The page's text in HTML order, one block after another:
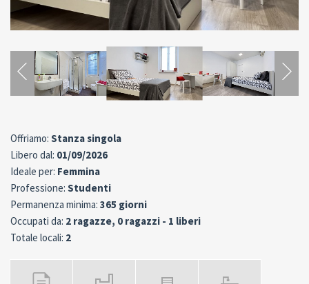
Offriamo: Stanza singola
Libero dal: 01/09/2026
Ideale per: Femmina
Professione: Studenti
Permanenza minima: 365 giorni
Occupati da: 2 ragazze, 0 ragazzi - 1 liberi
Totale locali: 2